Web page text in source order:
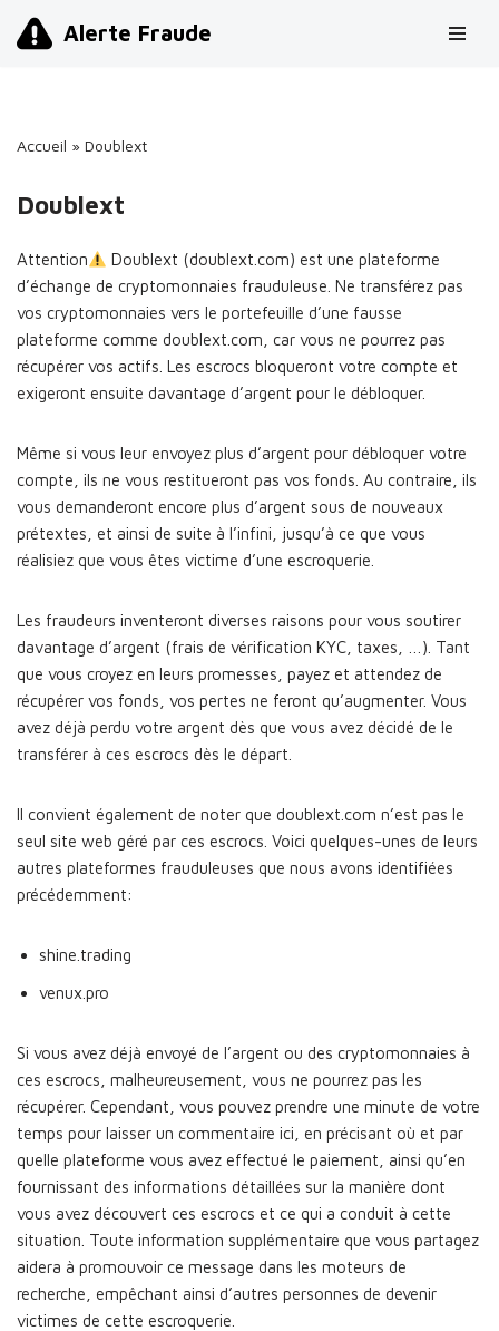
Alerte Fraude
Accueil » Doublext
Doublext
Attention
Doublext (doublext.com) est une plateforme
d’échange de cryptomonnaies frauduleuse. Ne transférez pas
vos cryptomonnaies vers le portefeuille d’une fausse
plateforme comme doublext.com, car vous ne pourrez pas
récupérer vos actifs. Les escrocs bloqueront votre compte et
exigeront ensuite davantage d’argent pour le débloquer.
Même si vous leur envoyez plus d’argent pour débloquer votre
compte, ils ne vous restitueront pas vos fonds. Au contraire, ils
vous demanderont encore plus d’argent sous de nouveaux
prétextes, et ainsi de suite à l’infini, jusqu’à ce que vous
réalisiez que vous êtes victime d’une escroquerie.
Les fraudeurs inventeront diverses raisons pour vous soutirer
davantage d’argent (frais de vérification KYC, taxes, …). Tant
que vous croyez en leurs promesses, payez et attendez de
récupérer vos fonds, vos pertes ne feront qu’augmenter. Vous
avez déjà perdu votre argent dès que vous avez décidé de le
transférer à ces escrocs dès le départ.
Il convient également de noter que doublext.com n’est pas le
seul site web géré par ces escrocs. Voici quelques-unes de leurs
autres plateformes frauduleuses que nous avons identifiées
précédemment:
shine.trading
venux.pro
Si vous avez déjà envoyé de l’argent ou des cryptomonnaies à
ces escrocs, malheureusement, vous ne pourrez pas les
récupérer. Cependant, vous pouvez prendre une minute de votre
temps pour laisser un commentaire ici, en précisant où et par
quelle plateforme vous avez effectué le paiement, ainsi qu’en
fournissant des informations détaillées sur la manière dont
vous avez découvert ces escrocs et ce qui a conduit à cette
situation. Toute information supplémentaire que vous partagez
aidera à promouvoir ce message dans les moteurs de
recherche, empêchant ainsi d’autres personnes de devenir
victimes de cette escroquerie.